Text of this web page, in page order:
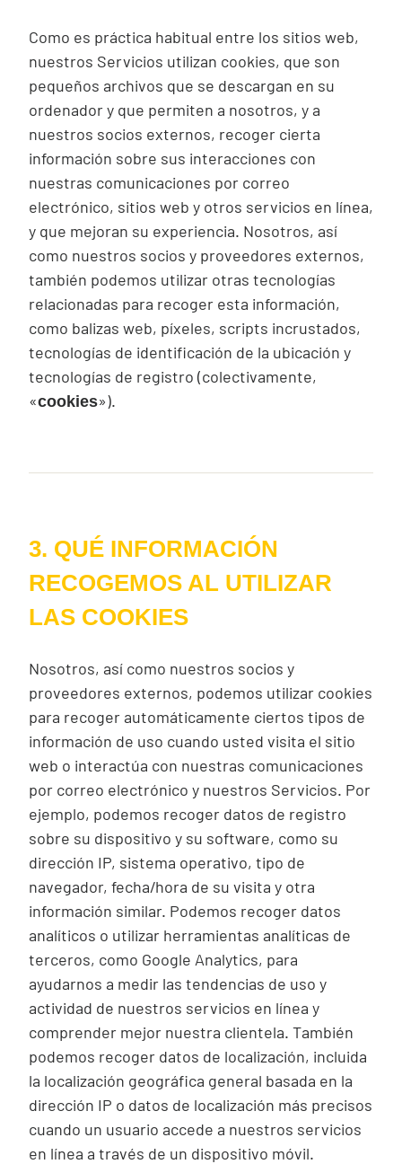
Como es práctica habitual entre los sitios web,
nuestros Servicios utilizan cookies, que son
pequeños archivos que se descargan en su
ordenador y que permiten a nosotros, y a
nuestros socios externos, recoger cierta
información sobre sus interacciones con
nuestras comunicaciones por correo
electrónico, sitios web y otros servicios en línea,
y que mejoran su experiencia. Nosotros, así
como nuestros socios y proveedores externos,
también podemos utilizar otras tecnologías
relacionadas para recoger esta información,
como balizas web, píxeles, scripts incrustados,
tecnologías de identificación de la ubicación y
tecnologías de registro (colectivamente,
«cookies»).
3. QUÉ INFORMACIÓN
RECOGEMOS AL UTILIZAR
LAS COOKIES
Nosotros, así como nuestros socios y
proveedores externos, podemos utilizar cookies
para recoger automáticamente ciertos tipos de
información de uso cuando usted visita el sitio
web o interactúa con nuestras comunicaciones
por correo electrónico y nuestros Servicios. Por
ejemplo, podemos recoger datos de registro
sobre su dispositivo y su software, como su
dirección IP, sistema operativo, tipo de
navegador, fecha/hora de su visita y otra
información similar. Podemos recoger datos
analíticos o utilizar herramientas analíticas de
terceros, como Google Analytics, para
ayudarnos a medir las tendencias de uso y
actividad de nuestros servicios en línea y
comprender mejor nuestra clientela. También
podemos recoger datos de localización, incluida
la localización geográfica general basada en la
dirección IP o datos de localización más precisos
cuando un usuario accede a nuestros servicios
en línea a través de un dispositivo móvil.